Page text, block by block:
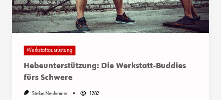
Werkstattausrüstung
Hebeunterstützung: Die Werkstatt-Buddies
fürs Schwere
Stefan Neuheimer 1282